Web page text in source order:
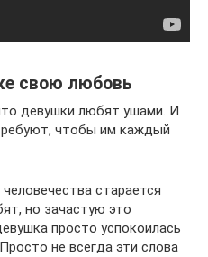
свою любовь
девушки любят ушами. И
чтобы им каждый
старается
но зачастую это
просто успокоилась
не всегда эти слова